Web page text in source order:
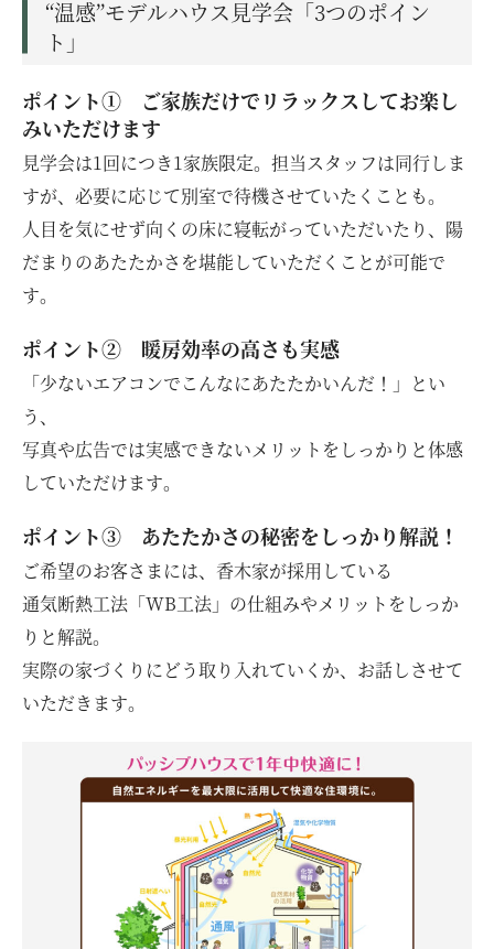
“温感”モデルハウス見学会「3つのポイン
ト」
ポイント① ご家族だけでリラックスしてお楽し
みいただけます
見学会は1回につき1家族限定。担当スタッフは同行しま
すが、必要に応じて別室で待機させていたくことも。
人目を気にせず向くの床に寝転がっていただいたり、陽
だまりのあたたかさを堪能していただくことが可能で
す。
ポイント② 暖房効率の高さも実感
「少ないエアコンでこんなにあたたかいんだ！」とい
う、
写真や広告では実感できないメリットをしっかりと体感
していただけます。
ポイント③ あたたかさの秘密をしっかり解説！
ご希望のお客さまには、香木家が採用している
通気断熱工法「WB工法」の仕組みやメリットをしっか
りと解説。
実際の家づくりにどう取り入れていくか、お話しさせて
いただきます。